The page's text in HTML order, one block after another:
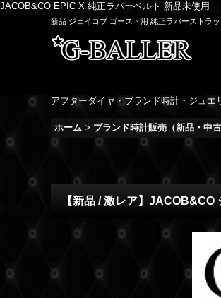
JACOB&CO EPIC X 純正ラバーベルト 新品未使用
新品 ジェイコブ ゴースト用 純正ラバーストラ
アフターダイヤ・ブランド時計・ジュ
ホーム > ブランド時計販売（新品・中古
【新品 / 激レア】